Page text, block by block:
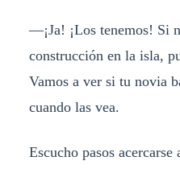
—¡Ja! ¡Los tenemos! Si
construcción en la isla,
Vamos a ver si tu novia
cuando las vea.
Escucho pasos